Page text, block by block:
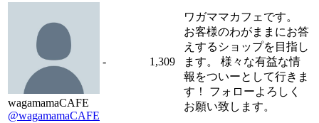
wagamamaCAFE
@wagamamaCAFE
- 1,309
ワガママカフェです。
お客様のわがままにお答
えするショップを目指し
ます。 様々な有益な情
報をついーとして行きま
す！ フォローよろしく
お願い致します。